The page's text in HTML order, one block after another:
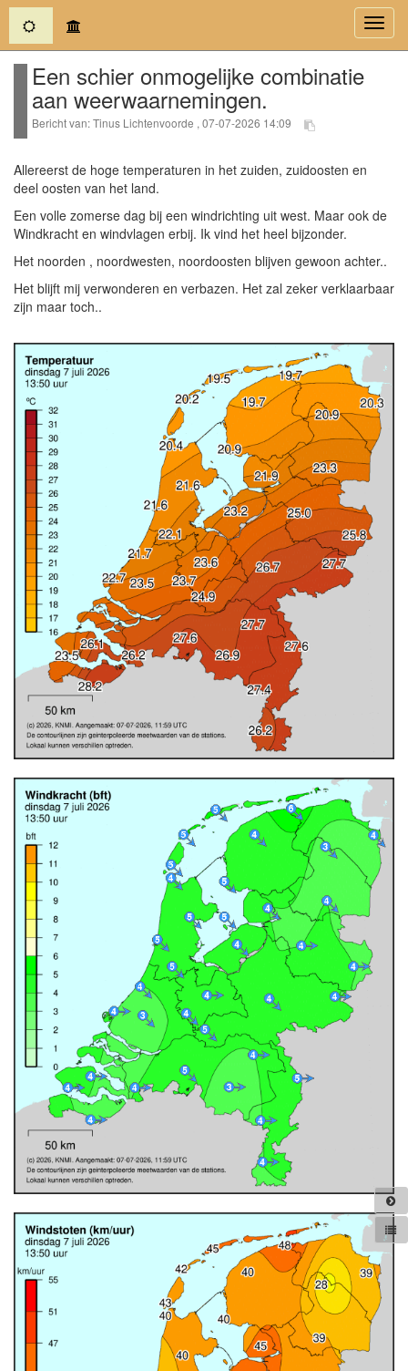
(current)
Een schier onmogelijke combinatie
aan weerwaarnemingen.
Bericht van: Tinus Lichtenvoorde , 07-07-2026 14:09
Allereerst de hoge temperaturen in het zuiden, zuidoosten en
deel oosten van het land.
Een volle zomerse dag bij een windrichting uit west. Maar ook de
Windkracht en windvlagen erbij. Ik vind het heel bijzonder.
Het noorden , noordwesten, noordoosten blijven gewoon achter..
Het blijft mij verwonderen en verbazen. Het zal zeker verklaarbaar
zijn maar toch..